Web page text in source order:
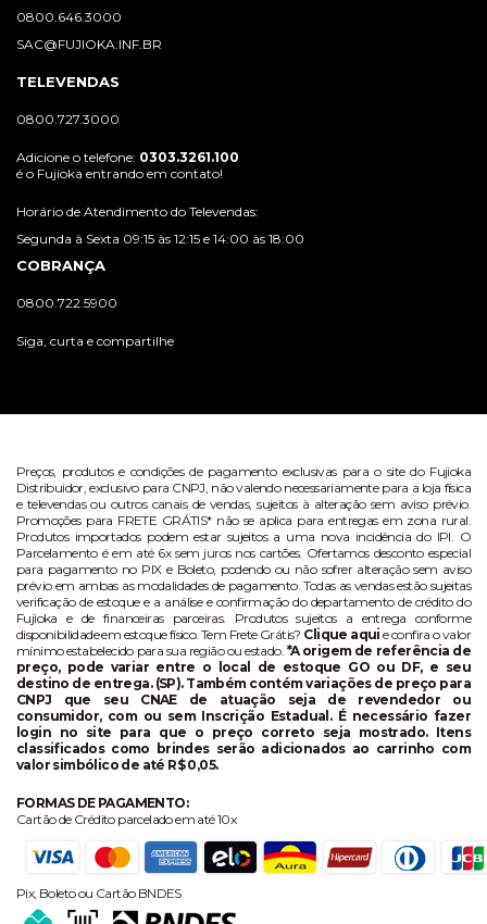
0800.646.3000
SAC@FUJIOKA.INF.BR
TELEVENDAS
0800.727.3000
Adicione o telefone: 0303.3261.100
é o Fujioka entrando em contato!
Horário de Atendimento do Televendas:
Segunda à Sexta 09:15 às 12:15 e 14:00 às 18:00
COBRANÇA
0800.722.5900
Siga, curta e compartilhe
Preços, produtos e condições de pagamento exclusivas para o site do Fujioka
Distribuidor, exclusivo para CNPJ, não valendo necessariamente para a loja física
e televendas ou outros canais de vendas, sujeitos à alteração sem aviso prévio.
Promoções para FRETE GRÁTIS* não se aplica para entregas em zona rural.
Produtos importados podem estar sujeitos a uma nova incidência do IPI. O
Parcelamento é em até 6x sem juros nos cartões. Ofertamos desconto especial
para pagamento no PIX e Boleto, podendo ou não sofrer alteração sem aviso
prévio em ambas as modalidades de pagamento. Todas as vendas estão sujeitas
verificação de estoque e a análise e confirmação do departamento de crédito do
Fujioka e de financeiras parceiras. Produtos sujeitos a entrega conforme
disponibilidade em estoque físico. Tem Frete Grátis? Clique aqui e confira o valor
mínimo estabelecido para sua região ou estado. *A origem de referência de
preço, pode variar entre o local de estoque GO ou DF, e seu
destino de entrega. (SP). Também contém variações de preço para
CNPJ que seu CNAE de atuação seja de revendedor ou
consumidor, com ou sem Inscrição Estadual. É necessário fazer
login no site para que o preço correto seja mostrado. Itens
classificados como brindes serão adicionados ao carrinho com
valor simbólico de até R$ 0,05.
FORMAS DE PAGAMENTO:
Cartão de Crédito parcelado em até 10x
Pix, Boleto ou Cartão BNDES